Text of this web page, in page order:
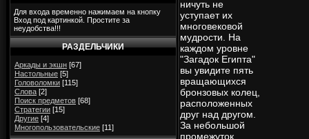
Для входа временно нажимаем на кнопку
Вход под картинкой. Простите за
неудобства!!!
РАЗДЕЛЬЧИКИ
Аркады и экшн [67]
Настольные [5]
Головоломки [115]
Слова [2]
Поиск предметов [68]
Стратегии [15]
Другие [4]
Многопользовательские [11]
ничуть не
уступает их
многовековой
мудрости. На
каждом уровне
"Загадок Египта"
вы увидите пять
вращающихся
бронзовых колец,
расположенных
друг над другом.
За небольшой
промежуток